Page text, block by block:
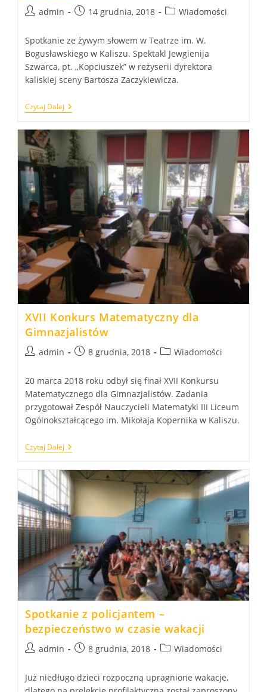
Postadmin
Post14 grudnia, 2018
PostWiadomości
Spotkanie ze żywym słowem w Teatrze im. W.
Bogusławskiego w Kaliszu. Spektakl Jewgienija
Szwarca, pt. „Kopciuszek” w reżyserii dyrektora
kaliskiej sceny Bartosza Zaczykiewicza.
Czytaj Dalej Spektakl
Pt.
Jewgienija
Szwarca
XVII Konkurs Matematyczny dla
Gimnazjalistów
Postadmin
Post8 grudnia, 2018
PostWiadomości
20 marca 2018 roku odbył się finał XVII Konkursu
Matematycznego dla Gimnazjalistów. Zadania
przygotował Zespół Nauczycieli Matematyki III Liceum
Ogólnokształcącego im. Mikołaja Kopernika w Kaliszu.
Czytaj Dalej XVII
Konkurs
Dla
Gimnazjalistów
Spotkanie z policjantem –
bezpieczeństwo w czasie wakacji
Postadmin
Post8 grudnia, 2018
PostWiadomości
Już niedługo dzieci rozpoczną upragnione wakacje,